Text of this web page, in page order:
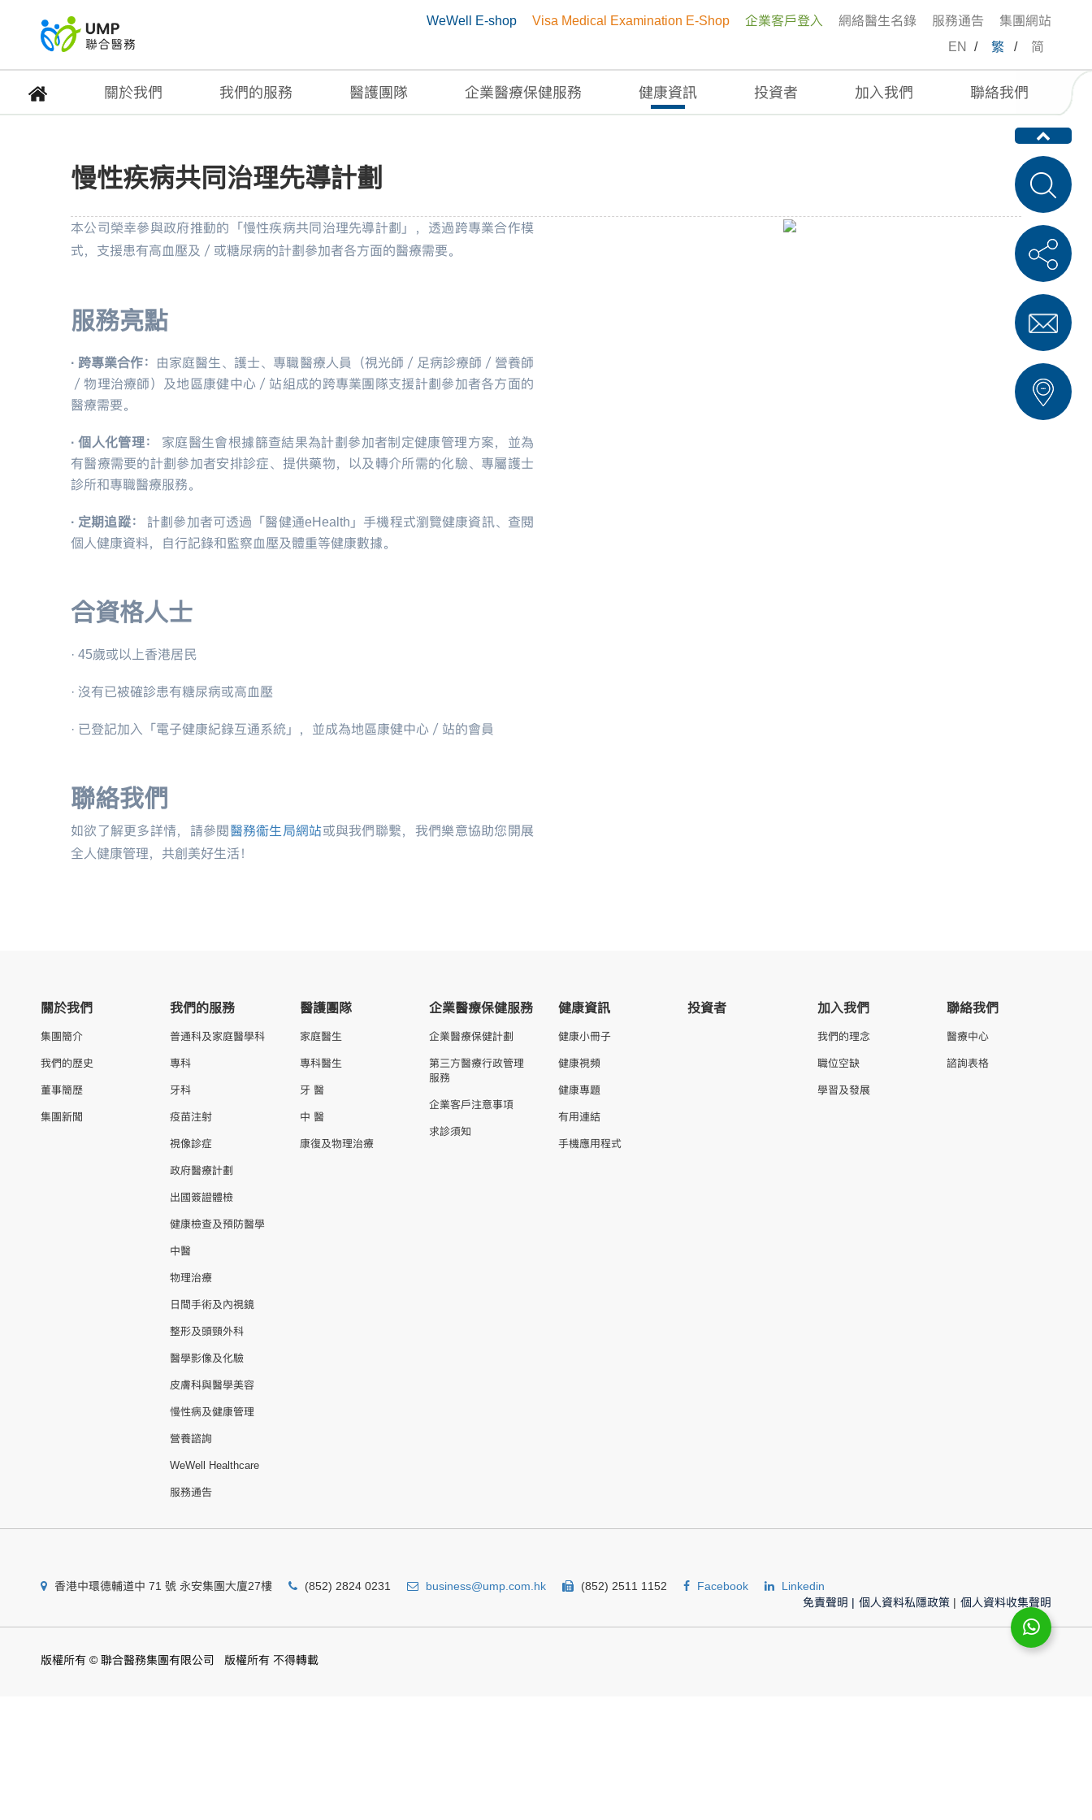
WeWell E-shop Visa Medical Examination E-Shop 企業客戶登入 網絡醫生名錄 服務通告
集團網站
EN
/ 繁 / 简
關於我們 我們的服務 醫護團隊 企業醫療保健服務 健康資訊 投資者 加入我們 聯絡我們
慢性疾病共同治理先導計劃
慢性疾病共同治理先導計劃
本公司榮幸參與政府推動的「慢性疾病共同治理先導計劃」，透過跨專業合作模
式，支援患有高血壓及／或糖尿病的計劃參加者各方面的醫療需要。
服務亮點
· 跨專業合作：
由家庭醫生、護士、專職醫療人員（視光師／足病診療師／營養師
／物理治療師）及地區康健中心／站組成的跨專業團隊支援計劃參加者各方面的
醫療需要。
·個人化管理：
家庭醫生會根據篩查結果為計劃參加者制定健康管理方案，並為
有醫療需要的計劃參加者安排診症、提供藥物，以及轉介所需的化驗、專屬護士
診所和專職醫療服務。
· 定期追蹤： 計劃參加者可透過「醫健通eHealth 」手機程式瀏覽健康資訊、查閱
個人健康資料，自行記錄和監察血壓及體重等健康數據。
合資格人士
· 45歲或以上香港居民
· 沒有已被確診患有糖尿病或高血壓
· 已登記加入「電子健康紀錄互通系統」，並成為地區康健中心／站的會員
聯絡我們
如欲了解更多詳情，請參閱 醫務衞生局網站或與我們聯繫，我們樂意協助您開展
全人健康管理，共創美好生活！
關於我們
集團簡介
我們的歷史
董事簡歷
集團新聞
我們的服務
普通科及家庭醫學科
專科
牙科
疫苗注射
視像診症
政府醫療計劃
出國簽證體檢
健康檢查及預防醫學
中醫
物理治療
日間手術及內視鏡
整形及頭頸外科
醫學影像及化驗
皮膚科與醫學美容
慢性病及健康管理
營養諮詢
WeWell Healthcare
服務通告
醫護團隊
家庭醫生
專科醫生
牙 醫
中 醫
康復及物理治療
企業醫療保健服務
企業醫療保健計劃
第三方醫療行政管理
服務
企業客戶注意事項
求診須知
健康資訊
健康小冊子
健康視頻
健康專題
有用連結
手機應用程式
投資者 加入我們
我們的理念
職位空缺
學習及發展
聯絡我們
醫療中心
諮詢表格
香港中環德輔道中 71 號 永安集團大廈27樓 (852) 2824 0231 business@ump.com.hk (852) 2511 1152 Facebook
Linkedin
免責聲明 | 個人資料私隱政策 | 個人資料收集聲明
版權所有 © 聯合醫務集團有限公司 版權所有 不得轉載